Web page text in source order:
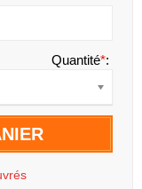
Quantité*: